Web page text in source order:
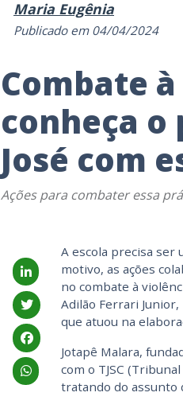
Maria Eugênia
Publicado em 04/04/2024
Combate
conheça o
José com
Ações para combater essa
A escola precisa ser
motivo, as ações
no combate à
Adilão Ferrari Junior,
que atuou na
Jotapê Malara,
com o TJSC
tratando do assunto